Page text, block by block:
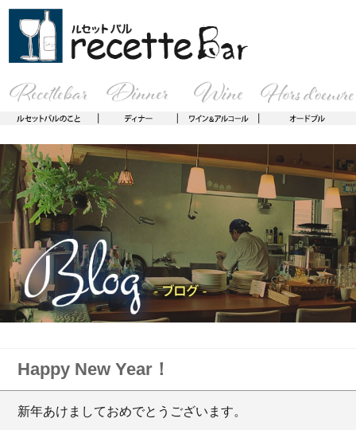
Happy New Year！
新年あけましておめでとうございます。